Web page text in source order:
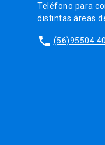
Teléfono para
distintas áreas
phone (56)95504